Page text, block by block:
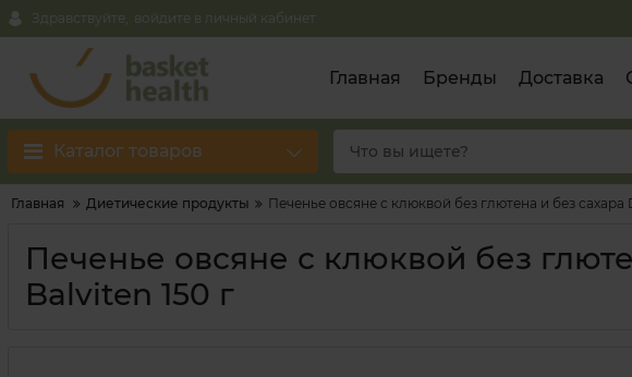
Здравствуйте, войдите в личный кабинет
Главная Бренды Доставка
Каталог товаров
Главная Диетические продукты Печенье овсяне с клюквой без глютена и без
Печенье овсяне с клюквой без
Balviten 150 г